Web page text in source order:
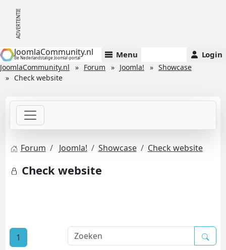
JoomlaCommunity.nl
de Nederlandstalige Joomla!-portal Menu Login
JoomlaCommunity.nl Forum Joomla!
Showcase
Check website
Forum Joomla! Showcase Check website
Check website
1